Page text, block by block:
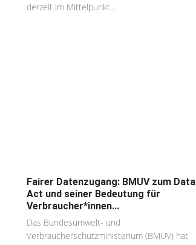
derzeit im Mittelpunkt...
Fairer Datenzugang: BMUV zum Data
Act und seiner Bedeutung für
Verbraucher*innen...
Das Bundesumwelt- und
Verbraucherschutzministerium (BMUV) hat